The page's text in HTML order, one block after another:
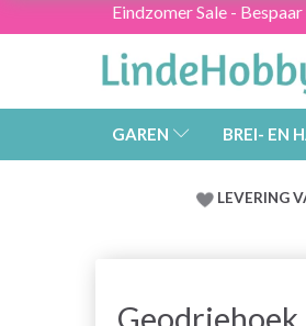
Eindzomer Sale -
GAREN BREI- EN
LEVERING
Geodriehoek